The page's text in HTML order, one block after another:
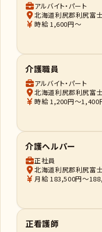
アルバイト・パート
北海道利尻郡利尻富
時給 1,600円～
介護職員
アルバイト・パート
北海道利尻郡利尻富
時給 1,200円～1,400
介護ヘルパー
正社員
北海道利尻郡利尻富
月給 183,500円～
正看護師